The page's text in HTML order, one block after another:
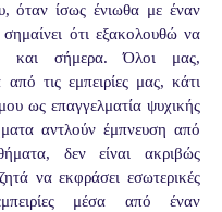
όταν ίσως ένιωθα με έναν
ότι εξακολουθώ να
και σήμερα. Όλοι μας,
τις εμπειρίες μας, κάτι
ως επαγγελματία ψυχικής
αντλούν έμπνευση από
δεν είναι ακριβώς
να εκφράσει εσωτερικές
μέσα από έναν